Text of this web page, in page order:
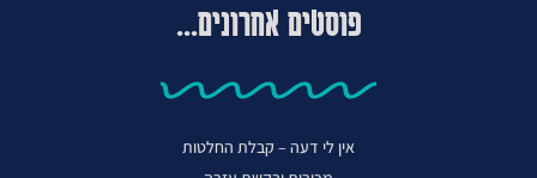
פוסטים אחרונים...
אין לי דעה – קבלת החלטות